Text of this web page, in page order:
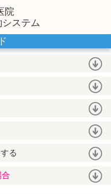
院
ステム
る